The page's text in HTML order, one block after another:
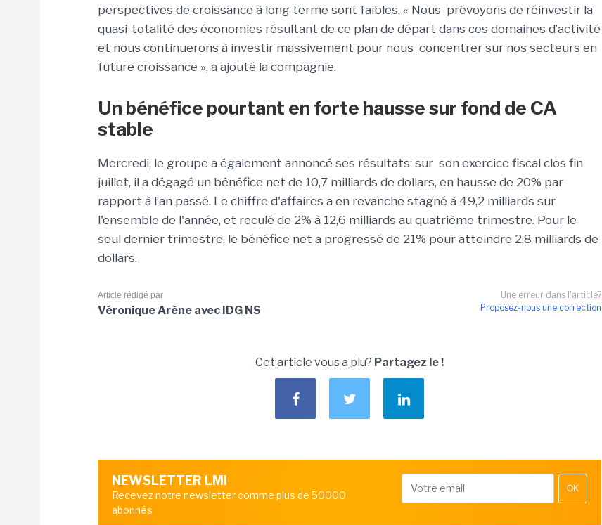
perspectives de croissance à long terme sont faibles. « Nous prévoyons de réinvestir la
quasi-totalité des économies résultant de ce plan de départ dans ces domaines d’activité
et nous continuerons à investir massivement pour nous concentrer sur nos secteurs en
future croissance », a ajouté la compagnie.
Un bénéfice pourtant en forte hausse sur fond de CA
stable
Mercredi, le groupe a également annoncé ses résultats: sur son exercice fiscal clos fin
juillet, il a dégagé un bénéfice net de 10,7 milliards de dollars, en hausse de 20% par
rapport à l’an passé. Le chiffre d'affaires a en revanche stagné à 49,2 milliards sur
l'ensemble de l'année, et reculé de 2% à 12,6 milliards au quatrième trimestre. Pour le
seul dernier trimestre, le bénéfice net a progressé de 21% pour atteindre 2,8 milliards de
dollars.
Une erreur dans l'article?
Proposez-nous une correction
Article rédigé par
Véronique Arène avec IDG NS
Cet article vous a plu? Partagez le !
NEWSLETTER LMI
Recevez notre newsletter comme plus de 50000
abonnés
OK